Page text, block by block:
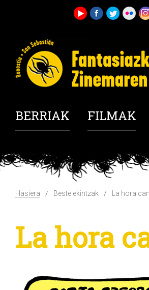
BERRIAK FILMAK
Hasiera Beste ekintzak La hora
La hora